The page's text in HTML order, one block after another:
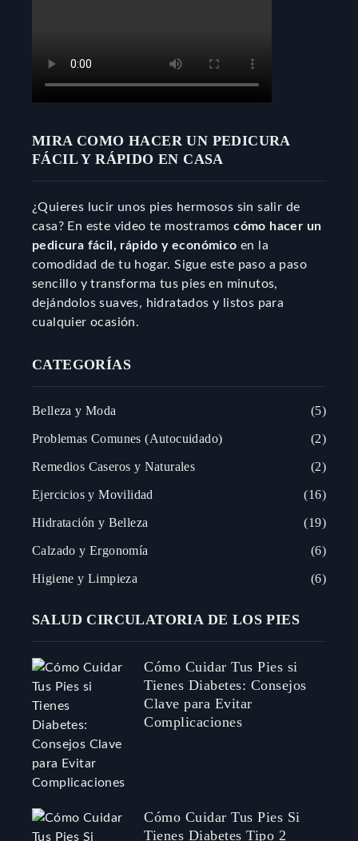
MIRA COMO HACER UN PEDICURA
FÁCIL Y RÁPIDO EN CASA
¿Quieres lucir unos pies hermosos sin salir de
casa? En este video te mostramoscómo hacer un
pedicura fácil, rápido y económico en la
comodidad de tu hogar. Sigue este paso a paso
sencillo y transforma tus pies en minutos,
dejándolos suaves, hidratados y listos para
cualquier ocasión.
CATEGORÍAS
Belleza y Moda 5
Problemas Comunes (Autocuidado) 2
Remedios Caseros y Naturales 2
Ejercicios y Movilidad 16
Hidratación y Belleza 19
Calzado y Ergonomía 6
Higiene y Limpieza 6
SALUD CIRCULATORIA DE LOS PIES
Cómo Cuidar Tus Pies si
Tienes Diabetes: Consejos
Clave para Evitar
Complicaciones
Cómo Cuidar Tus Pies Si
Tienes Diabetes Tipo 2